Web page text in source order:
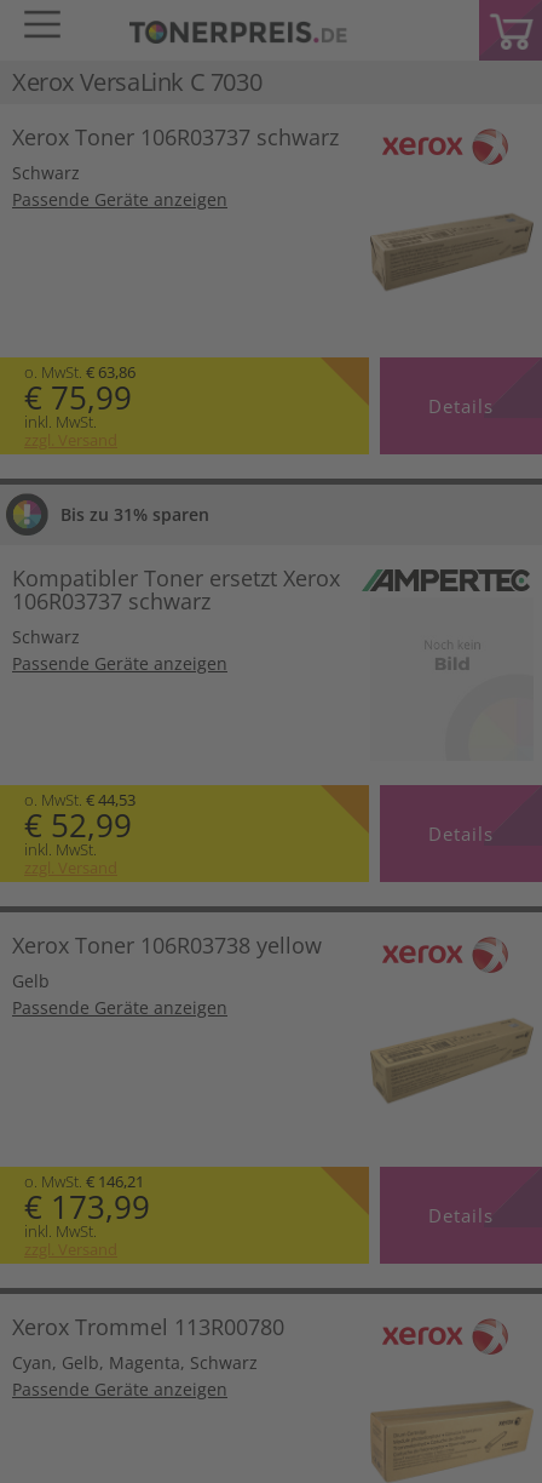
Xerox VersaLink C 7030
Xerox Toner 106R03737 schwarz
Schwarz
Passende Geräte anzeigen
o. MwSt. € 63,86
€ 75,99
inkl. MwSt.
zzgl. Versand
Details
Bis zu 31% sparen
Kompatibler Toner ersetzt Xerox
106R03737 schwarz
Schwarz
Passende Geräte anzeigen
o. MwSt. € 44,53
€ 52,99
inkl. MwSt.
zzgl. Versand
Details
Xerox Toner 106R03738 yellow
Gelb
Passende Geräte anzeigen
o. MwSt. € 146,21
€ 173,99
inkl. MwSt.
zzgl. Versand
Details
Xerox Trommel 113R00780
Cyan, Gelb, Magenta, Schwarz
Passende Geräte anzeigen